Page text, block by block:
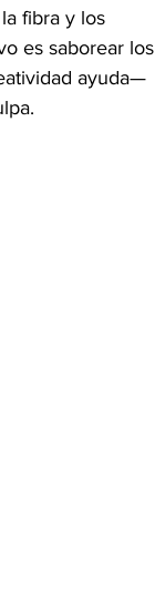
fibra y los
es saborear los
ayuda—